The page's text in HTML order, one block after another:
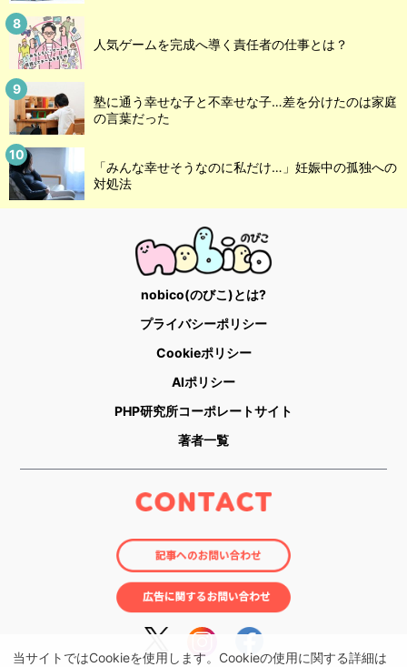
当サイトではCookieを使用します。Cookieの使用に関する詳細は
人気ゲームを完成へ導く責任者の仕事とは？
塾に通う幸せな子と不幸せな子…差を分けたのは家庭
の言葉だった
「みんな幸せそうなのに私だけ…」妊娠中の孤独への
対処法
nobico(のびこ)とは?
プライバシーポリシー
Cookieポリシー
AIポリシー
PHP研究所コーポレートサイト
著者一覧